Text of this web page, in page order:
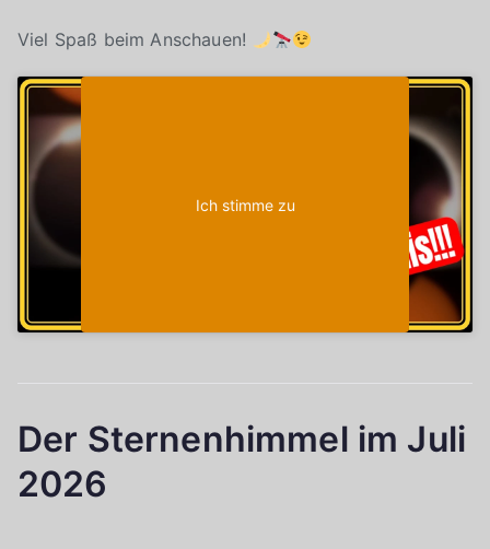
Viel Spaß beim Anschauen!
Ich stimme zu
Der Sternenhimmel im Juli
2026